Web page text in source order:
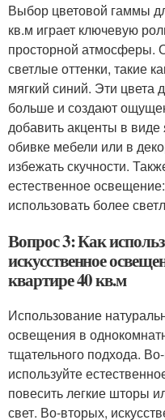
Выбор цветовой гаммы
кв.м играет ключевую
просторной атмосферы.
светлые оттенки, такие
мягкий синий. Эти цвета
больше и создают
добавить акценты в
обивке мебели или в
избежать скучности.
естественное
использовать более
Вопрос 3: Как
искусственное
квартире 40 кв.м
Использование
освещения в
тщательного подхода.
используйте
повесить легкие шторы
свет. Во-вторых,